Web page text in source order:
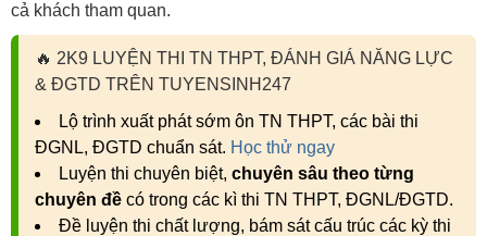
cả khách tham quan.
🔥 2K9 LUYỆN THI TN THPT, ĐÁNH GIÁ NĂNG LỰC
& ĐGTD TRÊN TUYENSINH247
Lộ trình xuất phát sớm ôn TN THPT, các bài thi
ĐGNL, ĐGTD chuẩn sát. Học thử ngay
Luyện thi chuyên biệt, chuyên sâu theo từng
chuyên đề có trong các kì thi TN THPT, ĐGNL/ĐGTD.
Đề luyện thi chất lượng, bám sát cấu trúc các kỳ thi